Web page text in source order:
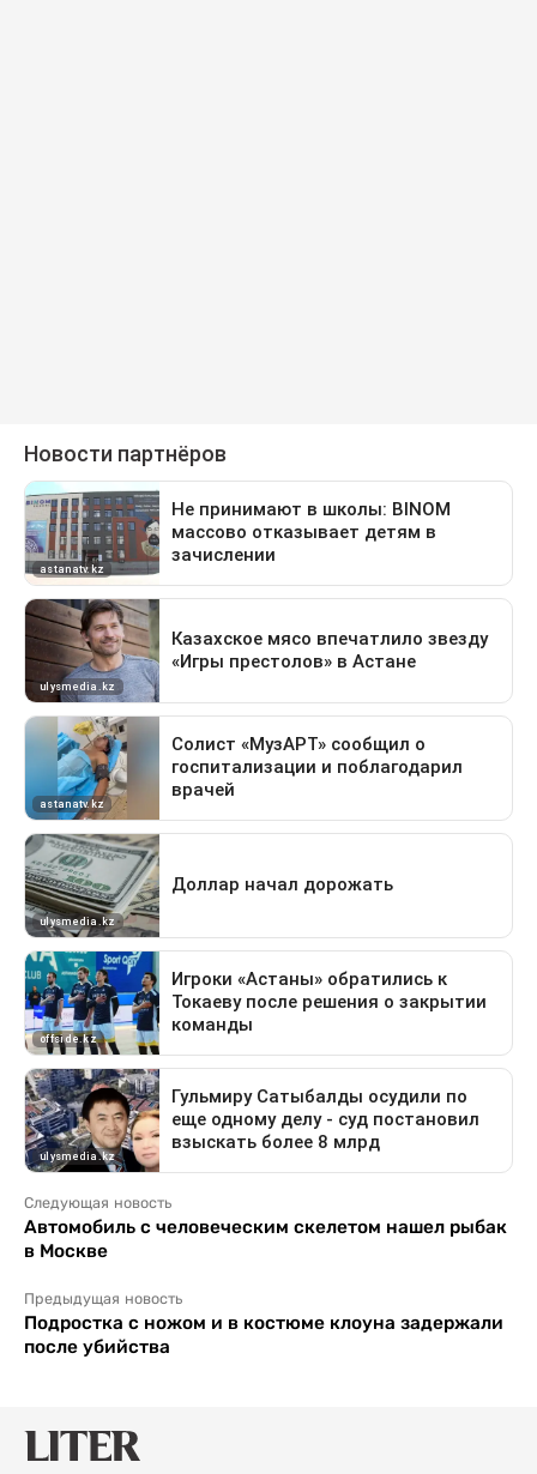
Следующая новость
Автомобиль с человеческим скелетом нашел рыбак
в Москве
Предыдущая новость
Подростка с ножом и в костюме клоуна задержали
после убийства